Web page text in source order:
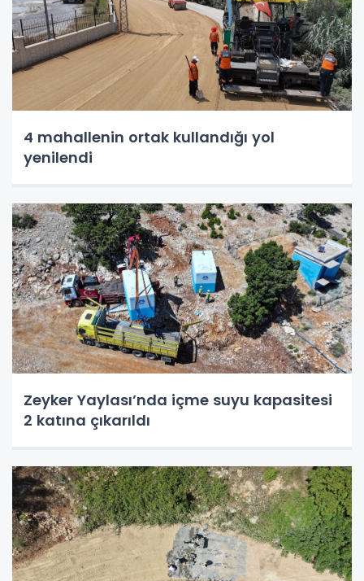
4 mahallenin ortak kullandığı yol
yenilendi
Zeyker Yaylası’nda içme suyu kapasitesi
2 katına çıkarıldı